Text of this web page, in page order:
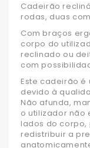
Cadeirão
rodas, duas
Com braços
corpo do
reclinado ou
com
Este cadeirão
devido à
Não afunda,
o utilizador não
lados do corpo,
redistribuir a